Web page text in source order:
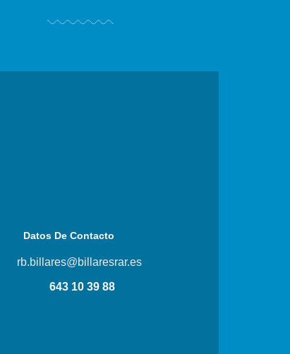
Datos De Contacto
rb.billares@billaresrar.es
643 10 39 88